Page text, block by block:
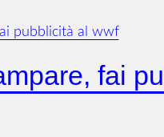
fai